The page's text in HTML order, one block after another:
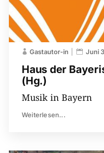
Haus der
(Hg.)
Gastautor-in Juni
Musik in Bayern
Weiterlesen...